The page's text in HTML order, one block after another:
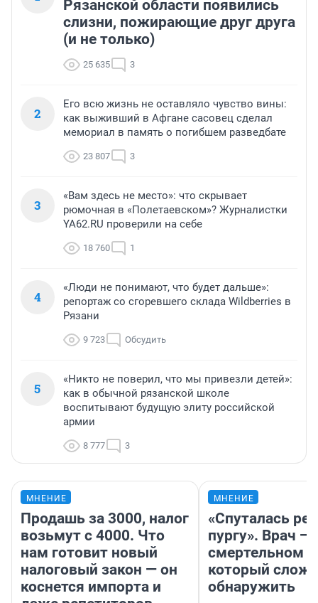
Рязанской области появились
слизни, пожирающие друг друга
(и не только)
25 635 3
2
Его всю жизнь не оставляло чувство вины:
как выживший в Афгане сасовец сделал
мемориал в память о погибшем разведбате
23 807 3
3
«Вам здесь не место»: что скрывает
рюмочная в «Полетаевском»? Журналистки
YA62.RU проверили на себе
18 760 1
4
«Люди не понимают, что будет дальше»:
репортаж со сгоревшего склада Wildberries в
Рязани
9 723 Обсудить
5
«Никто не поверил, что мы привезли детей»:
как в обычной рязанской школе
воспитывают будущую элиту российской
армии
8 777 3
МНЕНИЕ
Продашь за 3000, налог
возьмут с 4000. Что
нам готовит новый
налоговый закон — он
коснется импорта и
МНЕНИЕ
«Спуталась
пургу». Врач —
смертельном
который
обнаружить